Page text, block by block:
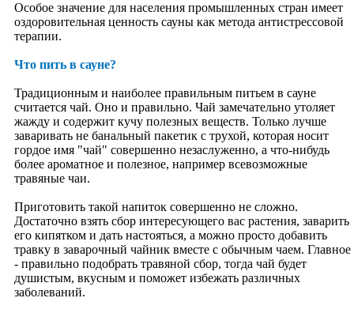
Красота рук
Красота ног
Красота лица
Имидж и стиль
Авторский курс" ВОЛШЕБСТВО НАТУРАЛЬНОГО
УХОДА"
Культура
Духовная философия
Древняя культура
Приметы
Мифология
Образы и символы
Библиотека
Притчи
Легенды
Жизнеописание святых
Духовная этика
Образование
Особое значение для населения промышленных стран имеет
оздоровительная ценность сауны как метода антистрессовой
терапии.
Что пить в сауне?
Традиционным и наиболее правильным питьем в сауне
считается чай. Оно и правильно. Чай замечательно утоляет
жажду и содержит кучу полезных веществ. Только лучше
заваривать не банальный пакетик с трухой, которая носит
гордое имя "чай" совершенно незаслуженно, а что-нибудь
более ароматное и полезное, например всевозможные
травяные чаи.
Приготовить такой напиток совершенно не сложно.
Достаточно взять сбор интересующего вас растения, заварить
его кипятком и дать настояться, а можно просто добавить
травку в заварочный чайник вместе с обычным чаем. Главное
- правильно подобрать травяной сбор, тогда чай будет
душистым, вкусным и поможет избежать различных
заболеваний.